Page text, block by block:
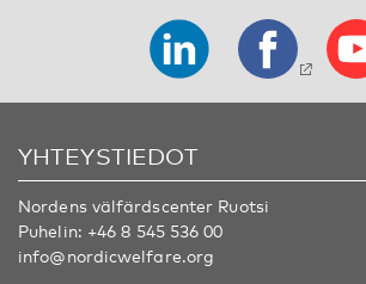
YHTEYSTIEDOT
Nordens välfärdscenter Ruotsi
Puhelin: +46 8 545 536 00
info@nordicwelfare.org